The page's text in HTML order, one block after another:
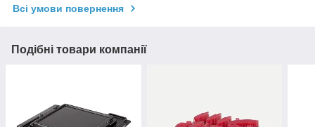
Всі умови повернення
Подібні товари компанії